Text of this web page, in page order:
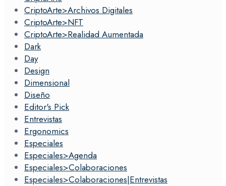
CriptoArte>Archivos Digitales
CriptoArte>NFT
CriptoArte>Realidad Aumentada
Dark
Day
Design
Dimensional
Diseño
Editor's Pick
Entrevistas
Ergonomics
Especiales
Especiales>Agenda
Especiales>Colaboraciones
Especiales>Colaboraciones|Entrevistas